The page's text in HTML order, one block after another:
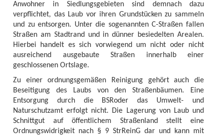
Anwohner in Siedlungsgebieten sind demnach dazu
verpflichtet, das Laub vor ihren Grundstücken zu sammeln
und zu entsorgen. Unter die sogenannten C-Straßen fallen
Straßen am Stadtrand und in dünner besiedelten Arealen.
Hierbei handelt es sich vorwiegend um nicht oder nicht
ausreichend ausgebaute Straßen innerhalb einer
geschlossenen Ortslage.
Zu einer ordnungsgemäßen Reinigung gehört auch die
Beseitigung des Laubs von den Straßenbäumen. Eine
Entsorgung durch die BSRoder das Umwelt- und
Naturschutzamt erfolgt nicht. Die Lagerung von Laub und
Schnittgut auf öffentlichem Straßenland stellt eine
Ordnungswidrigkeit nach § 9 StrReinG dar und kann mit